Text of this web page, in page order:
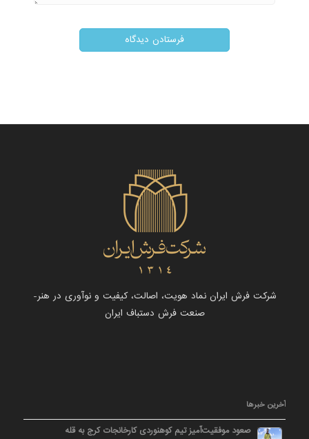
شرکت فرش ایران نماد هویت، اصالت، کیفیت و نوآوری در هنر-
صنعت فرش دستباف ایران
آخرین خبرها
صعود موفقیت‌آمیز تیم کوهنوردی کارخانجات کرج به قله